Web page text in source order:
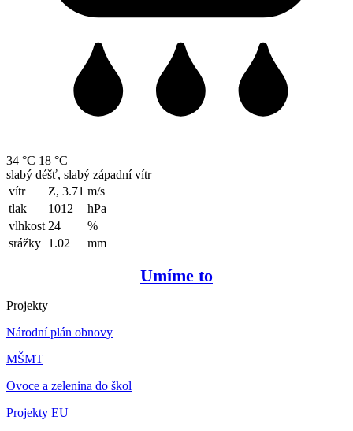
34 °C 18 °C
slabý déšť, slabý západní vítr
vítr
Z, 3.71 m/s
tlak
1012
hPa
vlhkost 24
%
srážky 1.02 mm
Umíme to
Projekty
Národní plán obnovy
MŠMT
Ovoce a zelenina do škol
Projekty EU